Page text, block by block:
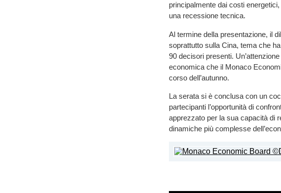
principalmente dai costi
una recessione tecnica.
Al termine della presentazione, il
soprattutto sulla Cina, tema che
90 decisori presenti.
economica che il Monaco
corso dell’autunno.
La serata si è conclusa con un
partecipanti l’opportunità di
apprezzato per la sua capacità di
dinamiche più complesse